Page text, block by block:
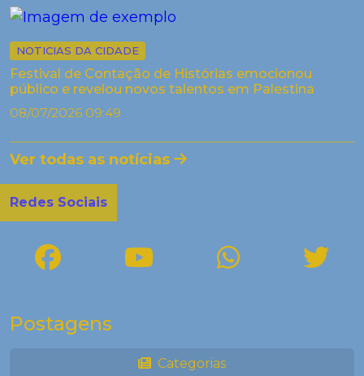
NOTICIAS DA CIDADE
Festival de Contação de Histórias emocionou
público e revelou novos talentos em Palestina
08/07/2026 09:49
Ver todas as notícias
Redes Sociais
Postagens
Categorias